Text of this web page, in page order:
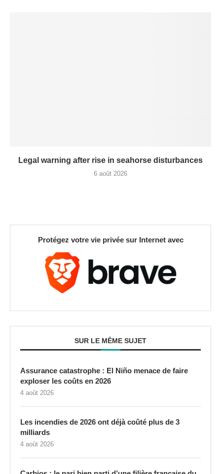
Legal warning after rise in seahorse disturbances
6 août 2026
Protégez votre vie privée sur Internet avec
SUR LE MÊME SUJET
Assurance catastrophe : El Niño menace de faire
exploser les coûts en 2026
4 août 2026
Les incendies de 2026 ont déjà coûté plus de 3
milliards
4 août 2026